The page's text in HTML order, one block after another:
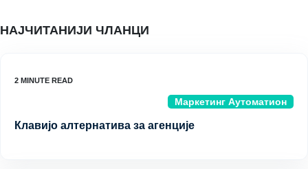
НАЈЧИТАНИЈИ ЧЛАНЦИ
Маркетинг Аутоматион
Клавијо алтернатива за агенције